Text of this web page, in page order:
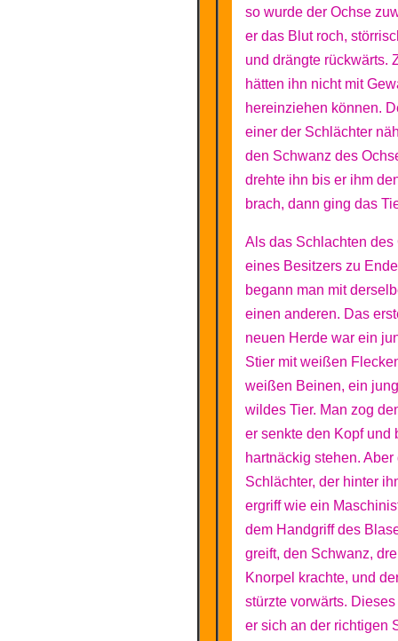
so wurde der Ochse
er das Blut roch,
und drängte rückwärts.
hätten ihn nicht mit
hereinziehen können.
einer der Schlächter
den Schwanz des
drehte ihn bis er ihm
brach, dann ging das
Als das Schlachten des
eines Besitzers zu
begann man mit
einen anderen. Das
neuen Herde war ein
Stier mit weißen
weißen Beinen, ein
wildes Tier. Man zog
er senkte den Kopf und
hartnäckig stehen. Aber
Schlächter, der hinter
ergriff wie ein
dem Handgriff des
greift, den Schwanz,
Knorpel krachte, und
stürzte vorwärts.
er sich an der richtigen